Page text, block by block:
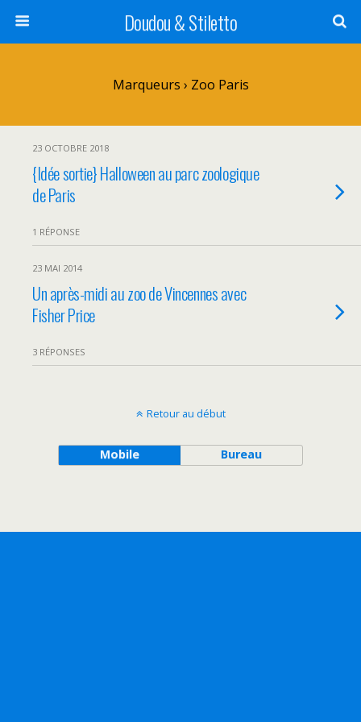
Doudou & Stiletto
Marqueurs › Zoo Paris
23 OCTOBRE 2018
{Idée sortie} Halloween au parc zoologique
de Paris
1 RÉPONSE
23 MAI 2014
Un après-midi au zoo de Vincennes avec
Fisher Price
3 RÉPONSES
Retour au début
Mobile Bureau